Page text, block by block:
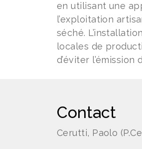
en utilisant une
l’exploitation
séché.
locales de
d’éviter
Contact
Cerutti, Paolo